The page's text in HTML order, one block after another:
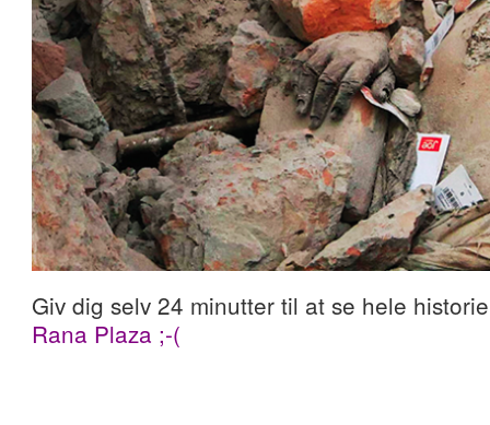
Giv dig selv 24 minutter til at se hele
Rana Plaza ;-(